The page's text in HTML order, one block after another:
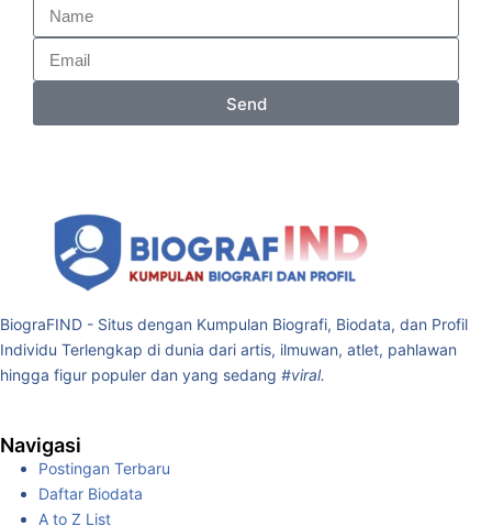
Send
BiograFIND - Situs dengan Kumpulan Biografi, Biodata, dan Profil
Individu Terlengkap di dunia dari artis, ilmuwan, atlet, pahlawan
hingga figur populer dan yang sedang #viral.
Navigasi
Postingan Terbaru
Daftar Biodata
A to Z List